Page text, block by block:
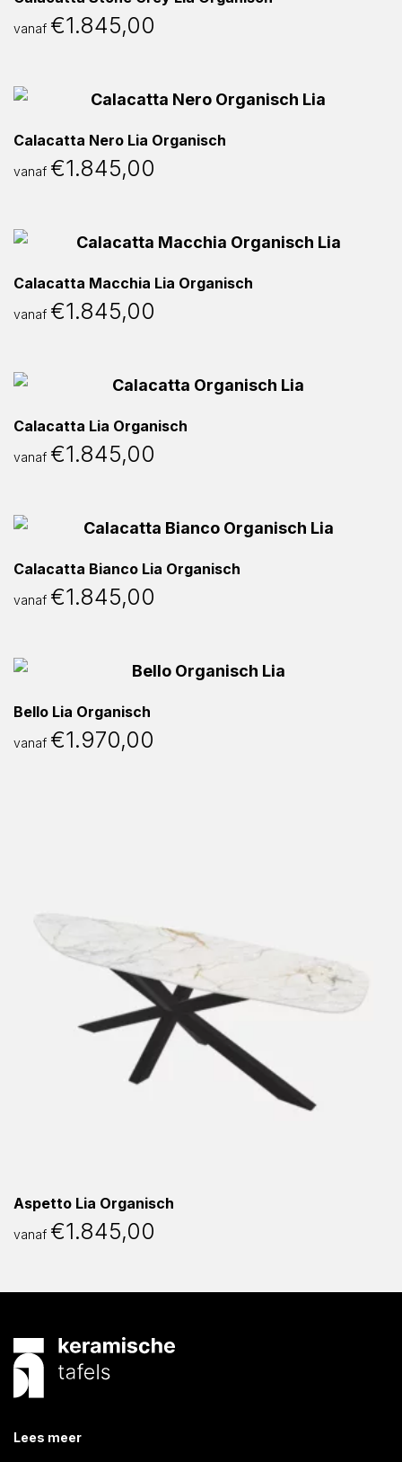
vanaf €1.845,00
Calacatta Nero Lia Organisch
vanaf €1.845,00
Calacatta Macchia Lia Organisch
vanaf €1.845,00
Calacatta Lia Organisch
vanaf €1.845,00
Calacatta Bianco Lia Organisch
vanaf €1.845,00
Bello Lia Organisch
vanaf €1.970,00
Aspetto Lia Organisch
vanaf €1.845,00
Lees meer